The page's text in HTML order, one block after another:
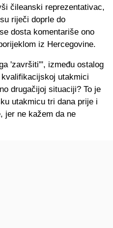
čileanski reprezentativac,
riječi doprle do
dosta komentariše ono
iz Hercegovine.
'završiti'", između ostalog
utakmici
drugačijoj situaciji? To je
utakmicu tri dana prije i
jer ne kažem da ne